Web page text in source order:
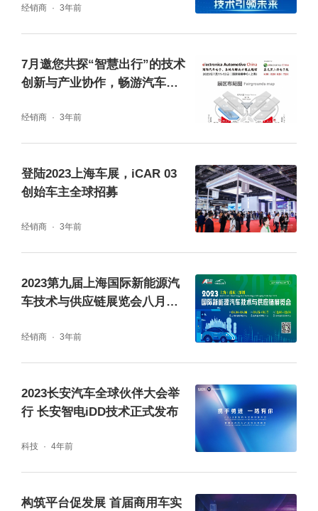
经销商 3年前
7月邀您共探“智慧出行”的技术
创新与产业协作，畅游汽车电
经销商 3年前
登陆2023上海车展，iCAR 03
创始车主全球招募
经销商 3年前
2023第九届上海国际新能源汽
车技术与供应链展览会八月盛
经销商 3年前
2023长安汽车全球伙伴大会举
行 长安智电iDD技术正式发布
科技 4年前
构筑平台促发展 首届商用车实